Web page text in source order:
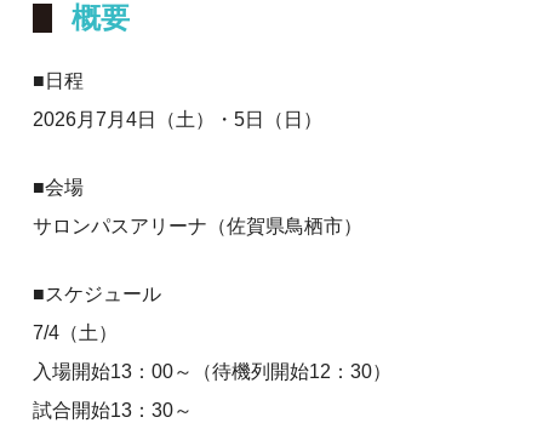
概要
■日程
2026月7月4日（土）・5日（日）
■会場
サロンパスアリーナ（佐賀県鳥栖市）
■スケジュール
7/4（土）
入場開始13：00～（待機列開始12：30）
試合開始13：30～